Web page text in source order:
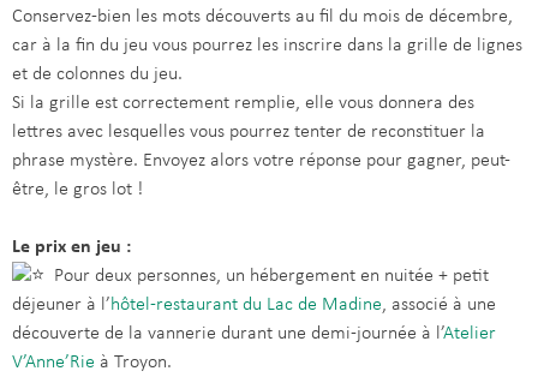
Conservez-bien les mots découverts au fil du mois de décembre,
car à la fin du jeu vous pourrez les inscrire dans la grille de lignes
et de colonnes du jeu.
Si la grille est correctement remplie, elle vous donnera des
lettres avec lesquelles vous pourrez tenter de reconstituer la
phrase mystère. Envoyez alors votre réponse pour gagner, peut-
être, le gros lot !
Le prix en jeu :
Pour deux personnes, un hébergement en nuitée + petit
déjeuner à l’hôtel-restaurant du Lac de Madine, associé à une
découverte de la vannerie durant une demi-journée à l’Atelier
V’Anne’Rie à Troyon.